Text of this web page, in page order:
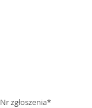
Nr zgłoszenia*